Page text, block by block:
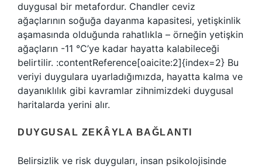
duygusal bir metafordur. Chandler ceviz
ağaçlarının soğuğa dayanma kapasitesi, yetişkinlik
aşamasında olduğunda rahatlıkla – örneğin yetişkin
ağaçların -11 °C’ye kadar hayatta kalabileceği
belirtilir. :contentReference[oaicite:2]{index=2} Bu
veriyi duygulara uyarladığımızda, hayatta kalma ve
dayanıklılık gibi kavramlar zihnimizdeki duygusal
haritalarda yerini alır.
DUYGUSAL ZEKÂYLA BAĞLANTI
Belirsizlik ve risk duyguları, insan psikolojisinde